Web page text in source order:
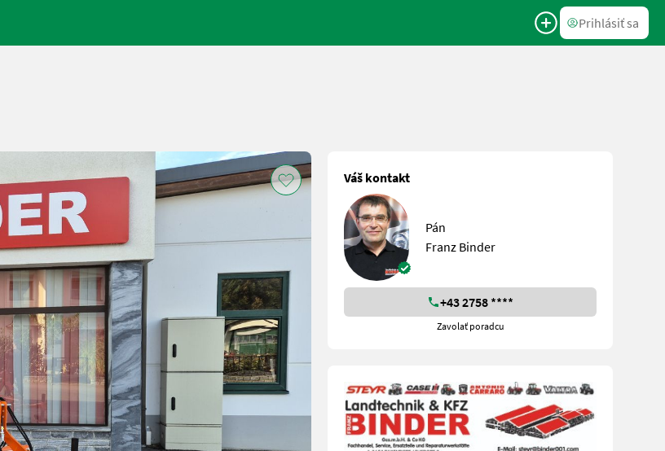
Prihlásiť sa
Váš kontakt
Pán
Franz Binder
+43 2758 ****
Zavolať poradcu